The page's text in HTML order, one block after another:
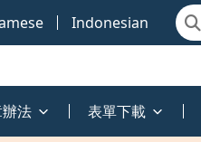
Indonesian
法 表單下載